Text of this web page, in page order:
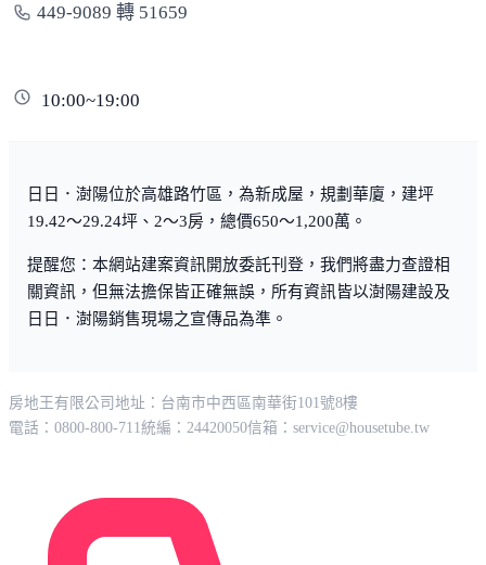
449-9089 轉 51659
10:00~19:00
日日．澍陽位於高雄路竹區，為新成屋，規劃華廈，建坪
19.42～29.24坪、2～3房，總價650～1,200萬。
提醒您：本網站建案資訊開放委託刊登，我們將盡力查證相
關資訊，但無法擔保皆正確無誤，所有資訊皆以澍陽建設及
日日．澍陽銷售現場之宣傳品為準。
房地王有限公司 地址：台南市中西區南華街101號8樓
電話：0800-800-711統編：24420050信箱： service@housetube.tw